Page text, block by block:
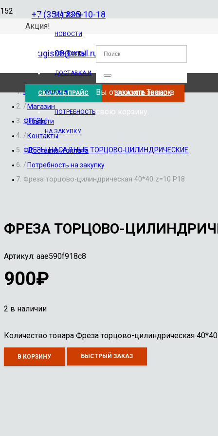
Акция!
+7 (351) 225-10-18
ugis08@mail.ru
СКАЧАТЬ ПРАЙС ЗАКАЗАТЬ ЗВОНОК
МАГАЗИН
НОВОСТИ
КОНТАКТЫ
ДОСТАВКА И
ОПЛАТА
ПОТРЕБНОСТЬ
НА ЗАКУПКУ
Вы отложилиТоварв
свою корзину.
Магазин
Новости
Контакты
Доставка и оплата
Потребность на закупку
Главная
/
ФРЕЗЫ
/
ФРЕЗЫ НАСАДНЫЕ ТОРЦОВО-ЦИЛИНДРИЧЕСКИЕ
/
Фреза торцово-цилиндрическая 40*40 z=10 Р18
ФРЕЗА ТОРЦОВО-
Артикул: aae590f918c8
900₽
2 в наличии
Количество товара Фреза торцово-цилиндрическая
В КОРЗИНУ БЫСТРЫЙ ЗАКАЗ